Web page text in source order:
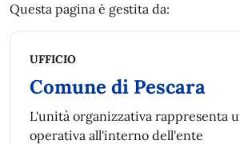
Questa pagina è gestita da:
UFFICIO
Comune di Pescara
L'unità organizzativa rappresenta
operativa all'interno dell'ente